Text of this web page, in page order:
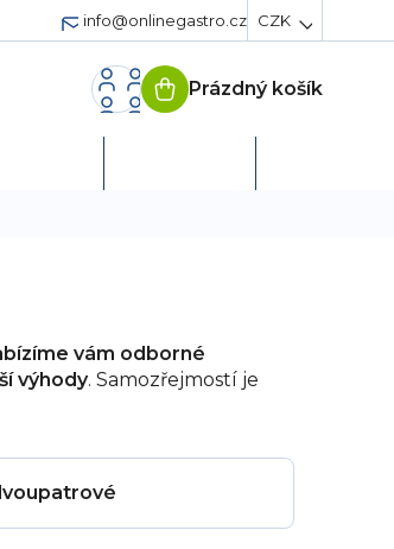
info@onlinegastro.cz CZK
Nákupní
Prázdný košík
vám odborné
výhody. Samozřejmostí je